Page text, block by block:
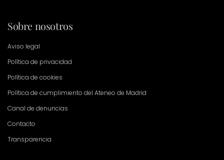
Sobre nosotros
Aviso legal
Política de privacidad
Política de cookies
Política de cumplimiento del Ateneo de Madrid
Canal de denuncias
Contacto
Transparencia